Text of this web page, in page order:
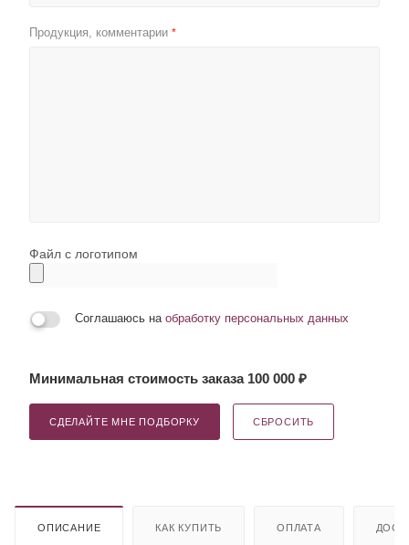
Продукция, комментарии *
Файл с логотипом
Соглашаюсь на обработку персональных данных
Минимальная стоимость заказа 100 000 ₽
СДЕЛАЙТЕ МНЕ ПОДБОРКУ СБРОСИТЬ
ОПИСАНИЕ КАК КУПИТЬ ОПЛАТА